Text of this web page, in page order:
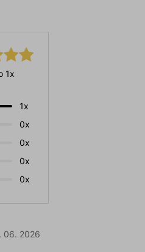
1x
1x
0x
0x
0x
0x
06. 2026